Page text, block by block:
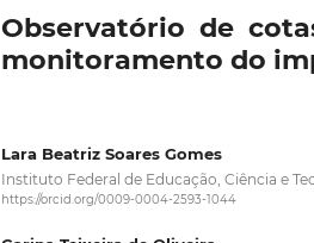
Observatório de
monitoramento do
Lara Beatriz Soares Gomes
Instituto Federal de Educação, Ciência e
https://orcid.org/0009-0004-2593-1044